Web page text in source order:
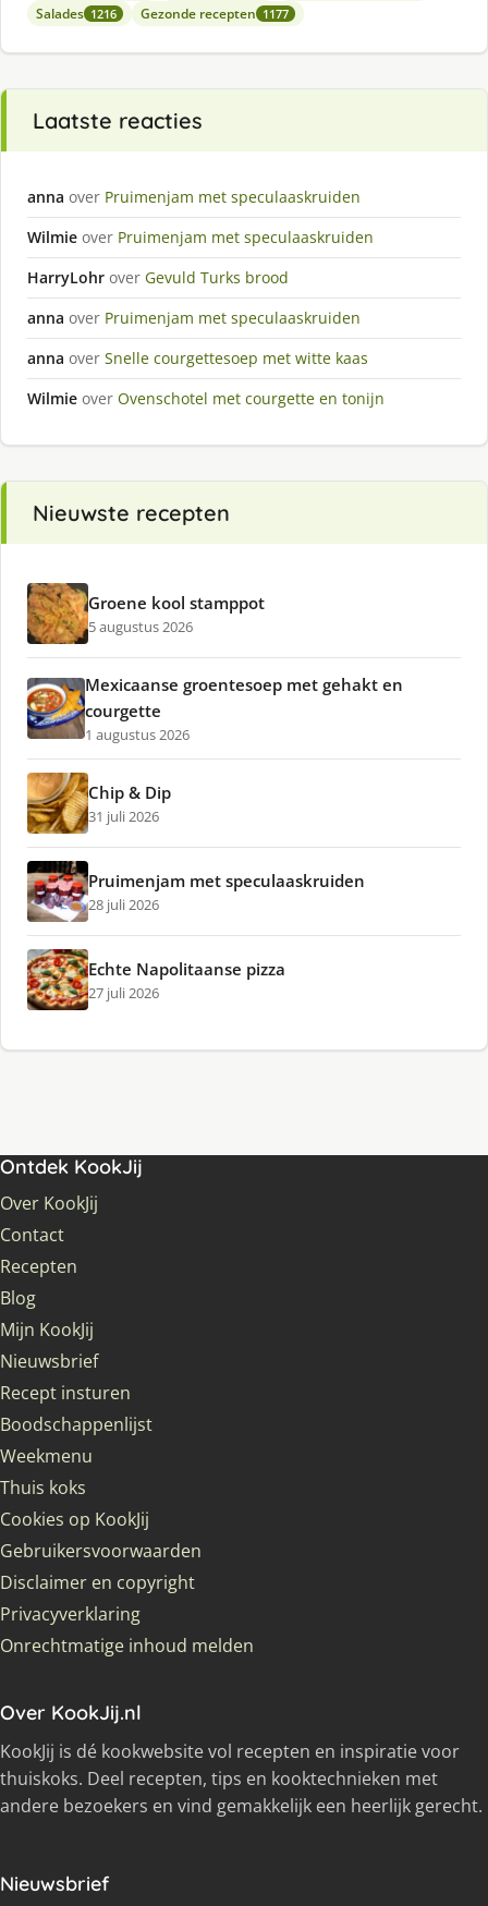
Salades 1216 Gezonde recepten 1177
Laatste reacties
anna over Pruimenjam met speculaaskruiden
Wilmie over Pruimenjam met speculaaskruiden
HarryLohr over Gevuld Turks brood
anna over Pruimenjam met speculaaskruiden
anna over Snelle courgettesoep met witte kaas
Wilmie over Ovenschotel met courgette en tonijn
Nieuwste recepten
Groene kool stamppot
5 augustus 2026
Mexicaanse groentesoep met gehakt en
courgette
1 augustus 2026
Chip & Dip
31 juli 2026
Pruimenjam met speculaaskruiden
28 juli 2026
Echte Napolitaanse pizza
27 juli 2026
Ontdek KookJij
Over KookJij
Contact
Recepten
Blog
Mijn KookJij
Nieuwsbrief
Recept insturen
Boodschappenlijst
Weekmenu
Thuis koks
Cookies op KookJij
Gebruikersvoorwaarden
Disclaimer en copyright
Privacyverklaring
Onrechtmatige inhoud melden
Over KookJij.nl
KookJij is dé kookwebsite vol recepten en inspiratie voor
thuiskoks. Deel recepten, tips en kooktechnieken met
andere bezoekers en vind gemakkelijk een heerlijk gerecht.
Nieuwsbrief